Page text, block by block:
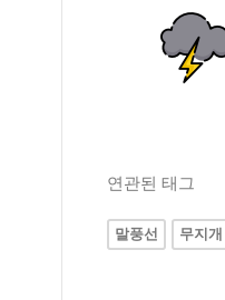
연관된 태그
말풍선 무지개